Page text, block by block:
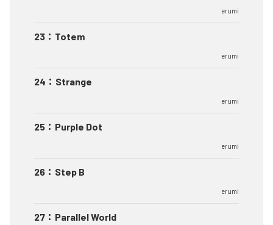
erumi
23 ： Totem
erumi
24 ： Strange
erumi
25 ： Purple Dot
erumi
26 ： Step B
erumi
27 ： Parallel World